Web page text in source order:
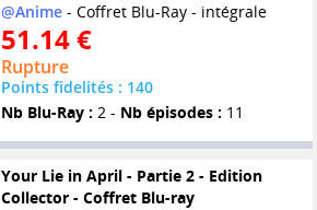
@Anime- Coffret Blu-Ray - intégrale
51.14 €
Rupture
Points fidelités : 140
Nb Blu-Ray : 2 - Nb épisodes : 11
Your Lie in April - Partie 2 - Edition
Collector - Coffret Blu-ray